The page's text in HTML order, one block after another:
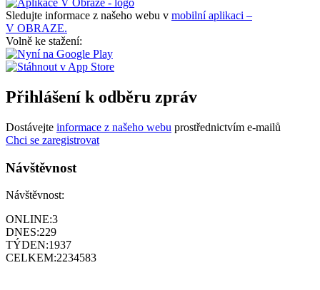
Sledujte informace z našeho webu v mobilní aplikaci –
V OBRAZE.
Volně ke stažení:
Přihlášení k odběru zpráv
Dostávejte informace z našeho webu prostřednictvím e-mailů
Chci se zaregistrovat
Návštěvnost
Návštěvnost:
ONLINE:3
DNES:229
TÝDEN:1937
CELKEM:2234583